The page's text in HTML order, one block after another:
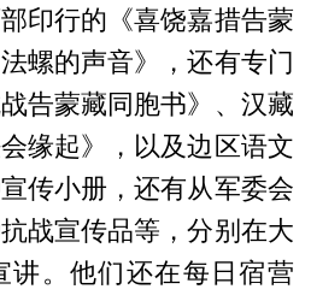
印行的《喜饶嘉措告蒙
螺的声音》，还有专门
告蒙藏同胞书》、汉藏
缘起》，以及边区语文
传小册，还有从军委会
战宣传品等，分别在大
讲。他们还在每日宿营